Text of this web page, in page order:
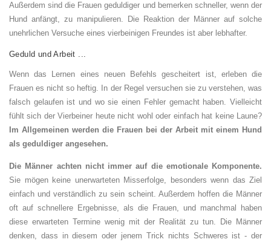
Außerdem sind die Frauen geduldiger und bemerken schneller, wenn der
Hund anfängt, zu manipulieren. Die Reaktion der Männer auf solche
unehrlichen Versuche eines vierbeinigen Freundes ist aber lebhafter.
Geduld und Arbeit ...
Wenn das Lernen eines neuen Befehls gescheitert ist, erleben die
Frauen es nicht so heftig. In der Regel versuchen sie zu verstehen, was
falsch gelaufen ist und wo sie einen Fehler gemacht haben. Vielleicht
fühlt sich der Vierbeiner heute nicht wohl oder einfach hat keine Laune?
Im Allgemeinen werden die Frauen bei der Arbeit mit einem Hund
als geduldiger angesehen.
Die Männer achten nicht immer auf die emotionale Komponente.
Sie mögen keine unerwarteten Misserfolge, besonders wenn das Ziel
einfach und verständlich zu sein scheint. Außerdem hoffen die Männer
oft auf schnellere Ergebnisse, als die Frauen, und manchmal haben
diese erwarteten Termine wenig mit der Realität zu tun. Die Männer
denken, dass in diesem oder jenem Trick nichts Schweres ist - der